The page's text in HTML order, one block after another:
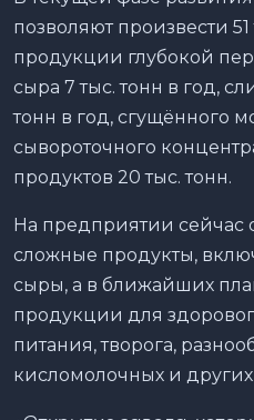
позволяют произвести 51
продукции глубокой
сыра 7 тыс. тонн в год,
тонн в год, сгущённого
сывороточного
продуктов 20 тыс. тонн.
На предприятии сейчас
сложные продукты,
сыры, а в ближайших
продукции для
питания, творога,
кисломолочных и других